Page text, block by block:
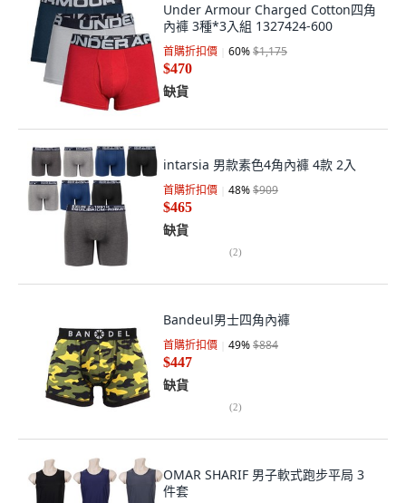
Under Armour Charged Cotton四角
內褲 3種*3入組 1327424-600
首購折扣價 60%$1,175
$470
缺貨
intarsia 男款素色4角內褲 4款 2入
首購折扣價 48%$909
$465
缺貨
(2)
Bandeul男士四角內褲
首購折扣價 49%$884
$447
缺貨
(2)
OMAR SHARIF 男子軟式跑步平局 3
件套